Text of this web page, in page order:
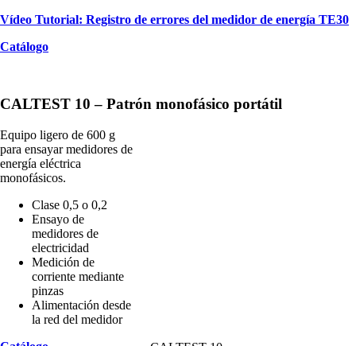
Vídeo Tutorial: Registro de errores del medidor de energía TE30
Catálogo
CALTEST 10 – Patrón monofásico portátil
Equipo ligero de 600 g
para ensayar medidores de
energía eléctrica
monofásicos.
Clase 0,5 o 0,2
Ensayo de
medidores de
electricidad
Medición de
corriente mediante
pinzas
Alimentación desde
la red del medidor